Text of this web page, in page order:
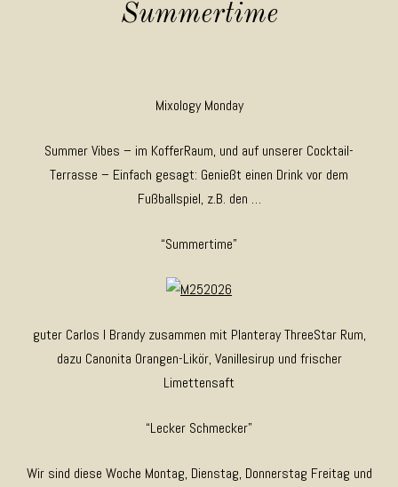
Summertime
Mixology Monday
Summer Vibes – im KofferRaum, und auf unserer Cocktail-
Terrasse – Einfach gesagt: Genießt einen Drink vor dem
Fußballspiel, z.B. den …
“Summertime”
guter Carlos I Brandy zusammen mit Planteray ThreeStar Rum,
dazu Canonita Orangen-Likör, Vanillesirup und frischer
Limettensaft
“Lecker Schmecker”
Wir sind diese Woche Montag, Dienstag, Donnerstag Freitag und